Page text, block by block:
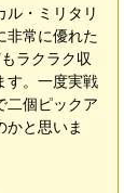
・ミリタリ
非常に優れた
ラクラク収
す。一度実戦
二個ピックア
かと思いま